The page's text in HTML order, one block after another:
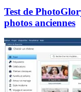
Test de
photos anciennes